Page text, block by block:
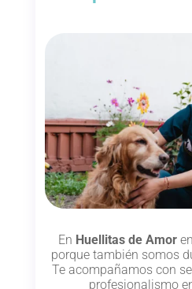
En Huellitas de Amor
porque también somos
Te acompañamos con
profesionalismo